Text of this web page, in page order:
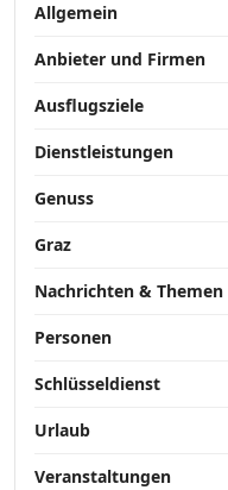
Allgemein
Anbieter und Firmen
Ausflugsziele
Dienstleistungen
Genuss
Graz
Nachrichten & Themen
Personen
Schlüsseldienst
Urlaub
Veranstaltungen